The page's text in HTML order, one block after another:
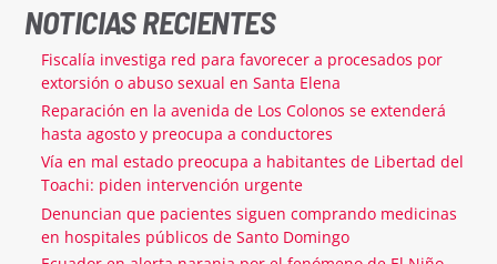
NOTICIAS RECIENTES
Fiscalía investiga red para favorecer a procesados por
extorsión o abuso sexual en Santa Elena
Reparación en la avenida de Los Colonos se extenderá
hasta agosto y preocupa a conductores
Vía en mal estado preocupa a habitantes de Libertad del
Toachi: piden intervención urgente
Denuncian que pacientes siguen comprando medicinas
en hospitales públicos de Santo Domingo